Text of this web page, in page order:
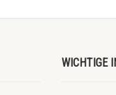
WICHTIGE